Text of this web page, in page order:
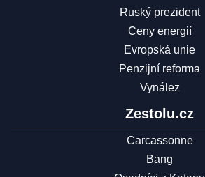
Ruský prezident
Ceny energií
Evropská unie
Penzijní reforma
Vynález
Zestolu.cz
Carcassonne
Bang